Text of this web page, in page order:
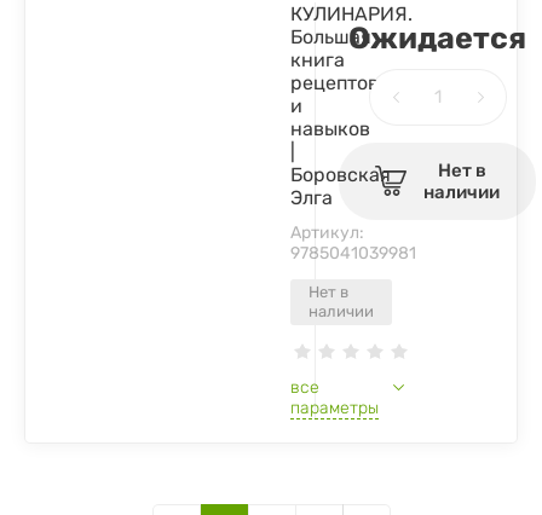
Нет в
наличии
КУЛИНАРИЯ.
Большая
книга
рецептов
и
навыков
Боровская
Элга
Артикул:
9785041039981
все
параметры
Ожидается
Нет в
наличии